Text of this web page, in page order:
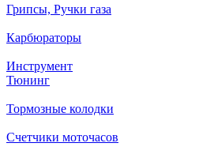
Грипсы, Ручки газа
Карбюраторы
Инструмент
Тюнинг
Тормозные колодки
Счетчики моточасов